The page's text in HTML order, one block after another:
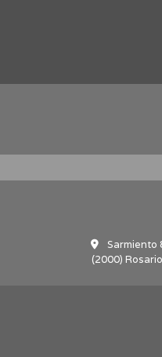
Sarmiento
(2000)